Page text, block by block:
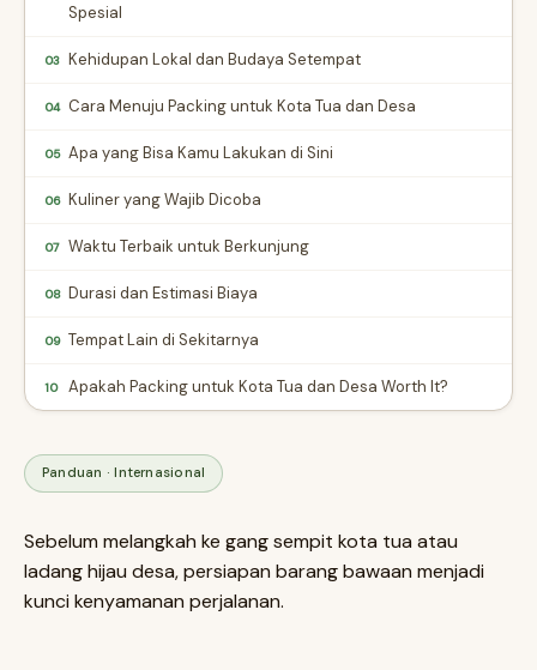
Spesial
03 Kehidupan Lokal dan Budaya Setempat
04 Cara Menuju Packing untuk Kota Tua dan Desa
05 Apa yang Bisa Kamu Lakukan di Sini
06 Kuliner yang Wajib Dicoba
07 Waktu Terbaik untuk Berkunjung
08 Durasi dan Estimasi Biaya
09 Tempat Lain di Sekitarnya
10 Apakah Packing untuk Kota Tua dan Desa Worth It?
Panduan · Internasional
Sebelum melangkah ke gang sempit kota tua atau
ladang hijau desa, persiapan barang bawaan menjadi
kunci kenyamanan perjalanan.